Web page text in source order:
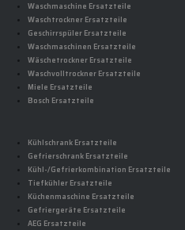
Waschmaschine Ersatzteile
Waschtrockner Ersatzteile
Geschirrspüler Ersatzteile
Waschmaschinen Ersatzteile
Wäschetrockner Ersatzteile
Waschvolltrockner Ersatzteile
Miele Ersatzteile
Bosch Ersatzteile
Kühlschrank Ersatzteile
Gefrierschrank Ersatzteile
Kühl-/Gefrierkombination Ersatzteile
Tiefkühler Ersatzteile
Küchenmaschine Ersatzteile
Gefriergeräte Ersatzteile
AEG Ersatzteile